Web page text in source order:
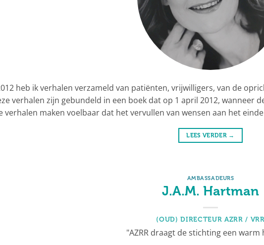
heb ik verhalen verzameld van patiënten, vrijwilligers, van de
verhalen zijn gebundeld in een boek dat op 1 april 2012, wanneer
verhalen maken voelbaar dat het vervullen van wensen aan het
LEES VERDER →
AMBASSADEURS
J.A.M. Hartman
(OUD) DIRECTEUR AZRR / VRR
"AZRR draagt de stichting een